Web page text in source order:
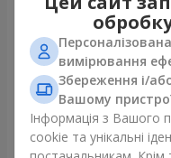
101 червона троянда
10 725 грн
Замовити
вимірювання
Збереження і/
Вашому
Інформація з Вашого
cookie та унікальні